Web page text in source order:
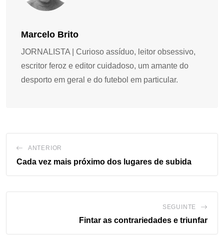
Marcelo Brito
JORNALISTA | Curioso assíduo, leitor obsessivo,
escritor feroz e editor cuidadoso, um amante do
desporto em geral e do futebol em particular.
ANTERIOR
Cada vez mais próximo dos lugares de subida
SEGUINTE
Fintar as contrariedades e triunfar